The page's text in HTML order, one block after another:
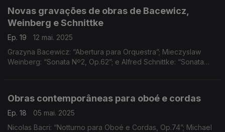
Novas gravações de obras de Bacewicz,
Weinberg e Schnittke
Ep. 19
12 mai. 2025
Grazyna Bacewicz: “Abertura para Orquestra”; Mieczyslaw
Weinberg: “Sonata Nº2, Op.62”; e Alfred Schnittke: “Sonata
Obras contemporâneas para oboé e cordas
Ep. 18
05 mai. 2025
Nicolas Bacri: “Notturno para Oboé e Cordas, Op.74”; Michael